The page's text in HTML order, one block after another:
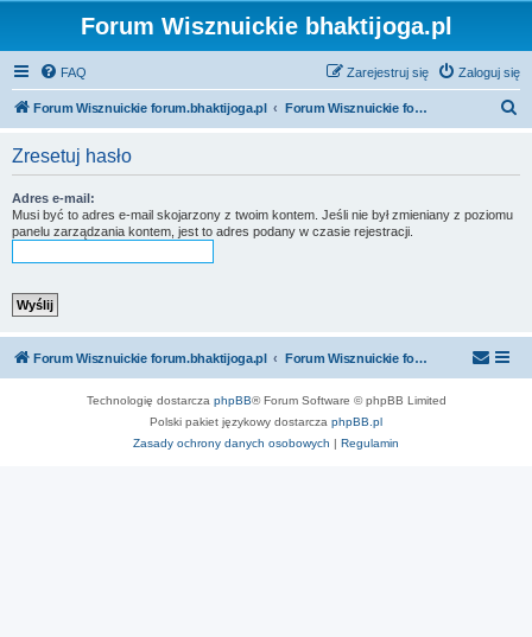
Forum Wisznuickie bhaktijoga.pl
FAQ Zaloguj się
Zarejestruj się
Forum Wisznuickie forum.bhaktijoga.pl Forum Wisznuickie forum.bhaktijoga.pl
Zresetuj hasło
Adres e-mail:
Musi być to adres e-mail skojarzony z twoim kontem. Jeśli nie był zmieniany z poziomu
panelu zarządzania kontem, jest to adres podany w czasie rejestracji.
Forum Wisznuickie forum.bhaktijoga.pl Forum Wisznuickie forum.bhaktijoga.pl
Technologię dostarcza phpBB® Forum Software © phpBB Limited
Polski pakiet językowy dostarcza phpBB.pl
Zasady ochrony danych osobowych | Regulamin